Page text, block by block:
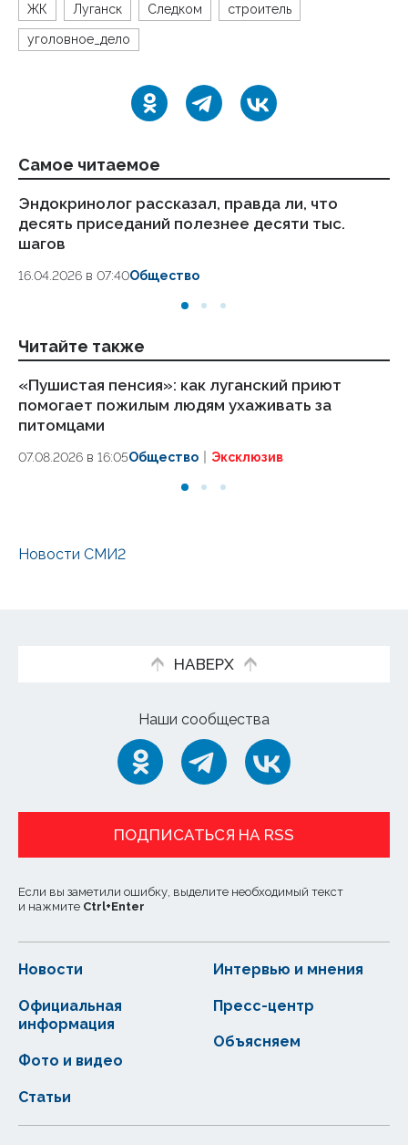
ЖК Луганск Следком строитель
уголовное_дело
Самое читаемое
Эндокринолог рассказал, правда ли, что
десять приседаний полезнее десяти тыс.
шагов
16.04.2026 в 07:40Общество
Читайте также
«Пушистая пенсия»: как луганский приют
помогает пожилым людям ухаживать за
питомцами
07.08.2026 в 16:05Общество Эксклюзив
Новости СМИ2
НАВЕРХ
Наши сообщества
ПОДПИСАТЬСЯ НА RSS
Если вы заметили ошибку, выделите необходимый текст
и нажмите Ctrl+Enter
Новости
Статьи
Официальная
информация
Интервью и мнения
Фото и видео
Пресс-центр
Объясняем